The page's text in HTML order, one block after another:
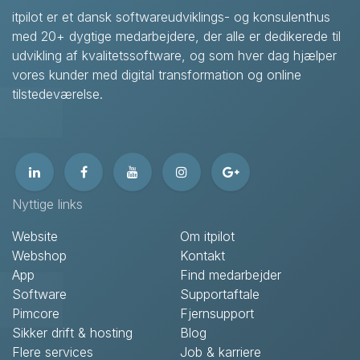
itpilot er et dansk softwareudviklings- og konsulenthus
med 20+ dygtige medarbejdere, der alle er dedikerede til
udvikling af kvalitetssoftware, og som hver dag hjælper
vores kunder med digital transformation og online
tilstedeværelse.
Nyttige links
Website
Webshop
App
Software
Pimcore
Sikker drift & hosting
Flere services
Om itpilot
Kontakt
Find medarbejder
Supportaftale
Fjernsupport
Blog
Job & karriere